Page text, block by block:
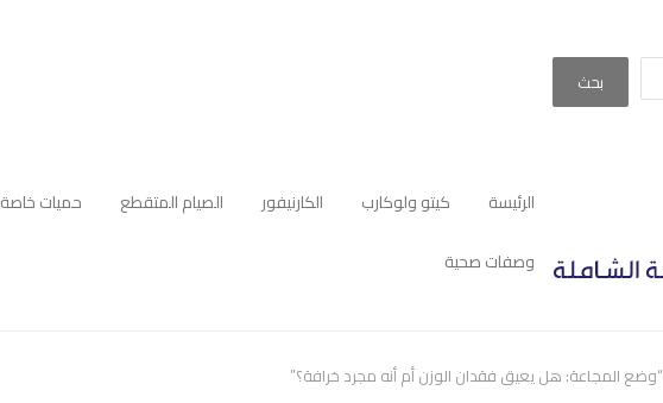
بحث
الرئيسة كيتو ولوكارب الكارنيفور الصيام المتقطع حميات خاصة
وصفات صحية
“وضع المجاعة: هل يعيق فقدان الوزن أم أنه مجرد خرافة؟”